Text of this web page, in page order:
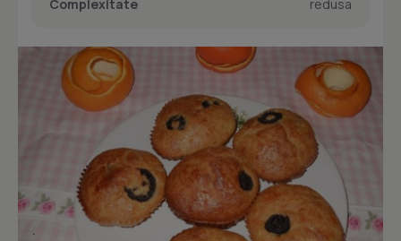
Complexitate
redusa